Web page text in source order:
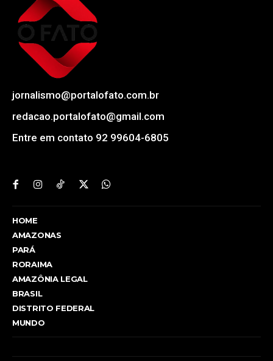
jornalismo@portalofato.com.br
redacao.portalofato@gmail.com
Entre em contato 92 99604-6805
HOME
AMAZONAS
PARÁ
RORAIMA
AMAZÔNIA LEGAL
BRASIL
DISTRITO FEDERAL
MUNDO